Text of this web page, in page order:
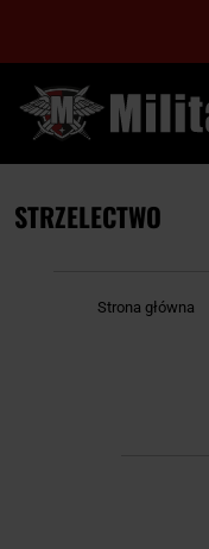
STRZELECTWO
Strona główna